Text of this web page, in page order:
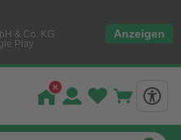
& Co. KG
Play
Anzeigen